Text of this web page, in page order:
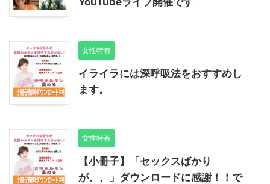
女性特有
イライラには深呼吸法をおすすめし
ます。
女性特有
【小冊子】「セックスばかり
が、、」ダウンロードに感謝！！で